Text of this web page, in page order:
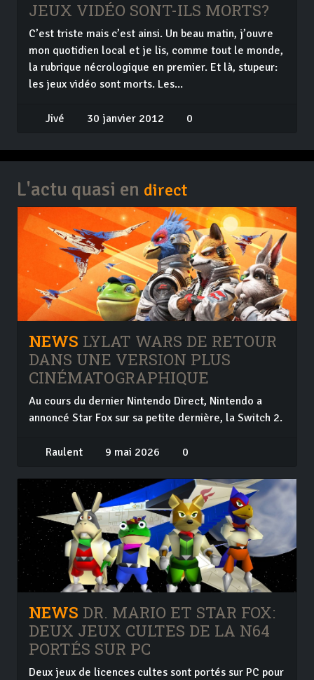
JEUX VIDÉO SONT-ILS MORTS?
C’est triste mais c’est ainsi. Un beau matin, j’ouvre
mon quotidien local et je lis, comme tout le monde,
la rubrique nécrologique en premier. Et là, stupeur:
les jeux vidéo sont morts. Les...
Jivé 30 janvier 2012 0
L'actu quasi en direct
NEWS LYLAT WARS DE RETOUR
DANS UNE VERSION PLUS
CINÉMATOGRAPHIQUE
Au cours du dernier Nintendo Direct, Nintendo a
annoncé Star Fox sur sa petite dernière, la Switch 2.
Raulent 9 mai 2026 0
NEWS DR. MARIO ET STAR FOX:
DEUX JEUX CULTES DE LA N64
PORTÉS SUR PC
Deux jeux de licences cultes sont portés sur PC pour